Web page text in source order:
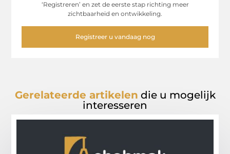
‘Registreren’ en zet de eerste stap richting meer
zichtbaarheid en ontwikkeling.
Registreer u vandaag nog
Gerelateerde artikelen die u mogelijk
interesseren